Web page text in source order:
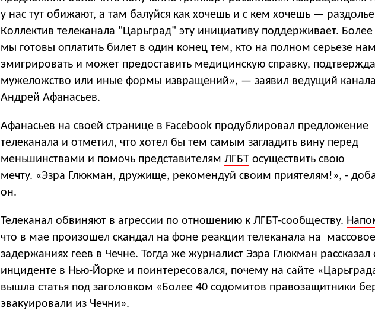
у нас тут обижают, а там балуйся как хочешь и с кем хочешь —
Коллектив телеканала "Царьград" эту инициативу поддерживает. Более
мы готовы оплатить билет в один конец тем, кто на полном серьезе
эмигрировать и может предоставить медицинскую справку,
мужеложство или иные формы извращений», — заявил ведущий канала
Андрей Афанасьев.
Афанасьев на своей странице в Facebook продублировал предложение
телеканала и отметил, что хотел бы тем самым загладить вину перед
меньшинствами и помочь представителям ЛГБТ осуществить свою
мечту. «Эзра Глюкман, дружище, рекомендуй своим приятелям!», -
он.
Телеканал обвиняют в агрессии по отношению к ЛГБТ-сообществу.
что в мае произошел скандал на фоне реакции телеканала на массовое
задержаниях геев в Чечне. Тогда же журналист Эзра Глюкман рассказал
инциденте в Нью-Йорке и поинтересовался, почему на сайте
вышла статья под заголовком «Более 40 содомитов правозащитники
эвакуировали из Чечни».